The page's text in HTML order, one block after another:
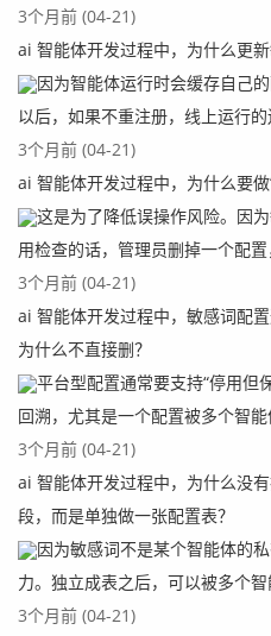
这里我们把jar包上传到
五、创建项目
这里我们创建一个spark的测
3个月前 (04-21)
ai 智能体开发过程中，为什么更
因为智能体运行时会缓存自己
以后，如果不重注册，线上运行
3个月前 (04-21)
ai 智能体开发过程中，为什么要
这是为了降低误操作风险。因
用检查的话，管理员删掉一个配
3个月前 (04-21)
ai 智能体开发过程中，敏感词配
为什么不直接删？
平台型配置通常要支持“停用但
回溯，尤其是一个配置被多个智能
3个月前 (04-21)
ai 智能体开发过程中，为什么没
段，而是单独做一张配置表？
因为敏感词不是某个智能体的
力。独立成表之后，可以被多个
3个月前 (04-21)